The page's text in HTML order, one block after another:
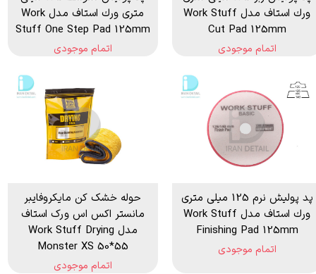
ورك استاف مدل Work Stuff
Cut Pad 125mm
اتمام موجودی
متری ورك استاف مدل Work
Stuff One Step Pad 125mm
اتمام موجودی
پد پولیش نرم 125 میلی متری
ورك استاف مدل Work Stuff
Finishing Pad 125mm
اتمام موجودی
حوله خشک کن مایکروفایبر
مانستر اکس اس ورک استاف
مدل Work Stuff Drying
Monster XS 50*55
اتمام موجودی